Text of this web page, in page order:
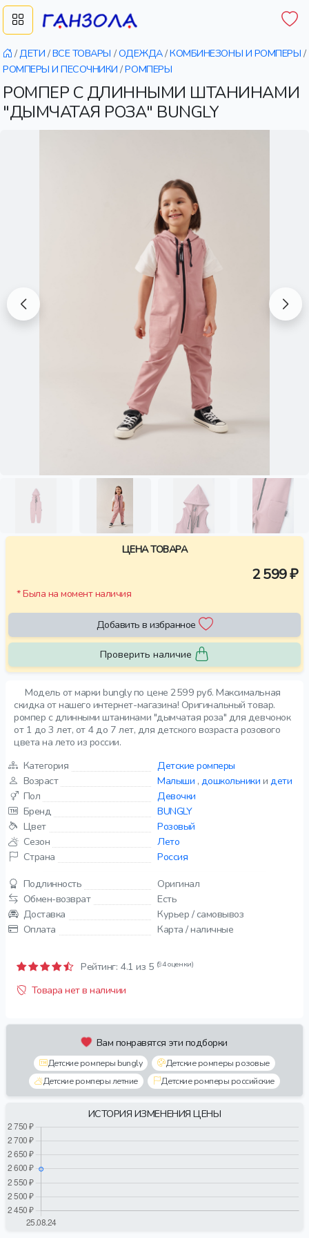
/ДЕТИ /ВСЕ ТОВАРЫ /ОДЕЖДА/КОМБИНЕЗОНЫ И РОМПЕРЫ /
РОМПЕРЫ И ПЕСОЧНИКИ /РОМПЕРЫ
РОМПЕР С ДЛИННЫМИ ШТАНИНАМИ
"ДЫМЧАТАЯ РОЗА" BUNGLY
Модель от марки bungly по цене 2599 руб. Максимальная
скидка от нашего интернет-магазина! Оригинальный товар.
ромпер с длинными штанинами "дымчатая роза" для девчонок
от 1 до 3 лет, от 4 до 7 лет, для детского возраста розового
цвета на лето из россии.
Категория
Детские ромперы
Возраст
Малыши , дошкольники и дети
Пол
Девочки
Бренд
BUNGLY
Цвет
Розовый
Сезон
Лето
Страна
Россия
Подлинность
Оригинал
Обмен-возврат
Есть
Доставка
Курьер / самовывоз
Оплата
Карта / наличные
Рейтинг: 4.1 из 5 (94 оценки)
Товара нет в наличии
Вам понравятся эти подборки
Детские ромперы bungly
Детские ромперы розовые
Детские ромперы летние
Детские ромперы российские
ИСТОРИЯ ИЗМЕНЕНИЯ ЦЕНЫ
ЦЕНА ТОВАРА
2 599 ₽
* Была на момент наличия
Добавить в избранное
Проверить наличие